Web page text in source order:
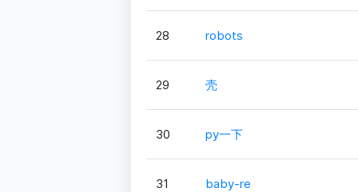
28 robots
29 壳
30 py一下
31 baby-re